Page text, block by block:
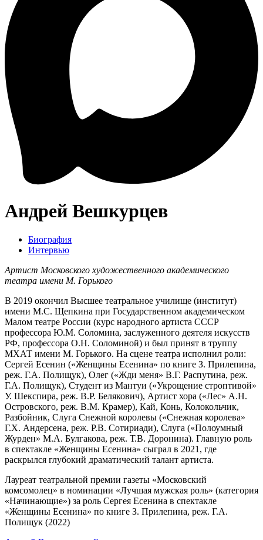
Андрей Вешкурцев
Биография
Интервью
Артист Московского художественного академического
театра имени М. Горького
В 2019 окончил Высшее театральное училище (институт)
имени М.С. Щепкина при Государственном академическом
Малом театре России (курс народного артиста СССР
профессора Ю.М. Соломина, заслуженного деятеля искусств
РФ, профессора О.Н. Соломиной) и был принят в труппу
МХАТ имени М. Горького. На сцене театра исполнил роли:
Сергей Есенин («Женщины Есенина» по книге З. Прилепина,
реж. Г.А. Полищук), Олег («Жди меня» В.Г. Распутина, реж.
Г.А. Полищук), Студент из Мантуи («Укрощение строптивой»
У. Шекспира, реж. В.Р. Белякович), Артист хора («Лес» А.Н.
Островского, реж. В.М. Крамер), Кай, Конь, Колокольчик,
Разбойник, Слуга Снежной королевы («Снежная королева»
Г.Х. Андерсена, реж. Р.В. Сотириади), Слуга («Полоумный
Журден» М.А. Булгакова, реж. Т.В. Доронина). Главную роль
в спектакле «Женщины Есенина» сыграл в 2021, где
раскрылся глубокий драматический талант артиста.
Лауреат театральной премии газеты «Московский
комсомолец» в номинации «Лучшая мужская роль» (категория
«Начинающие») за роль Сергея Есенина в спектакле
«Женщины Есенина» по книге З. Прилепина, реж. Г.А.
Полищук (2022)